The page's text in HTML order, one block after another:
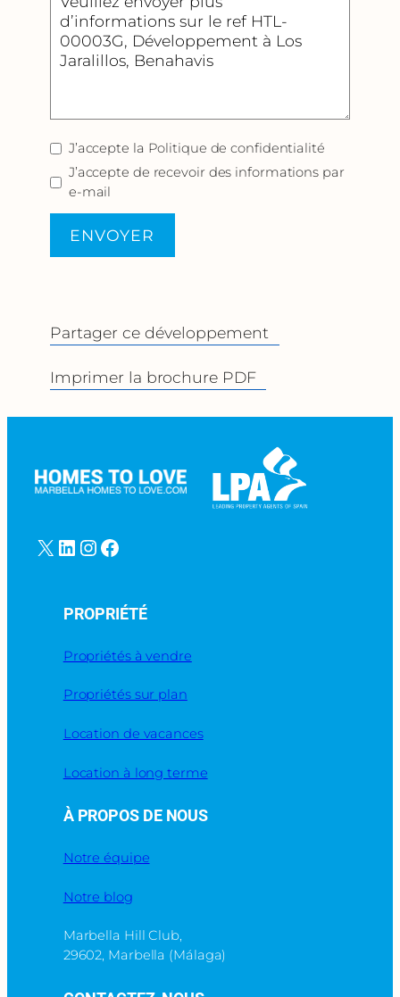
J’accepte la Politique de confidentialité
J’accepte de recevoir des informations par
e-mail
ENVOYER
Partager ce développement
Imprimer la brochure PDF
X LinkedIn InstagramFacebook
PROPRIÉTÉ
Propriétés à vendre
Propriétés sur plan
Location de vacances
Location à long terme
À PROPOS DE NOUS
Notre équipe
Notre blog
Marbella Hill Club,
29602, Marbella (Málaga)